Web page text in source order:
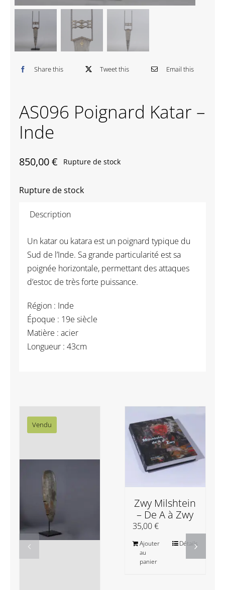
À propos
Contactez-nous
Share this Tweet this Email this
AS096 Poignard Katar –
Inde
850,00€ Rupture de stock
Rupture de stock
Description
Un katar ou katara est un poignard typique du
Sud de l’Inde. Sa grande particularité est sa
poignée horizontale, permettant des attaques
d’estoc de très forte puissance.
Région : Inde
Époque : 19e siècle
Matière : acier
Longueur : 43cm
Vendu
Zwy Milshtein
– De A à Zwy
35,00€
Ajouter
au
panier
Détails